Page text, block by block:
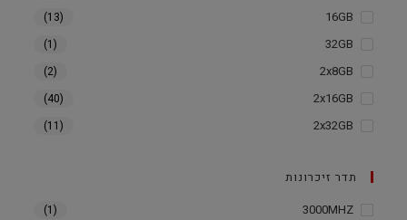
16GB
(13)
32GB
(1)
2x8GB
(2)
2x16GB
(40)
2x32GB
(11)
תדר זיכרונות
3000MHZ
(1)